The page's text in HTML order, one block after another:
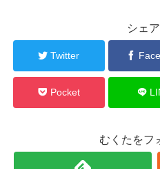
シェ
Twitter
Pocket
むくたをフ